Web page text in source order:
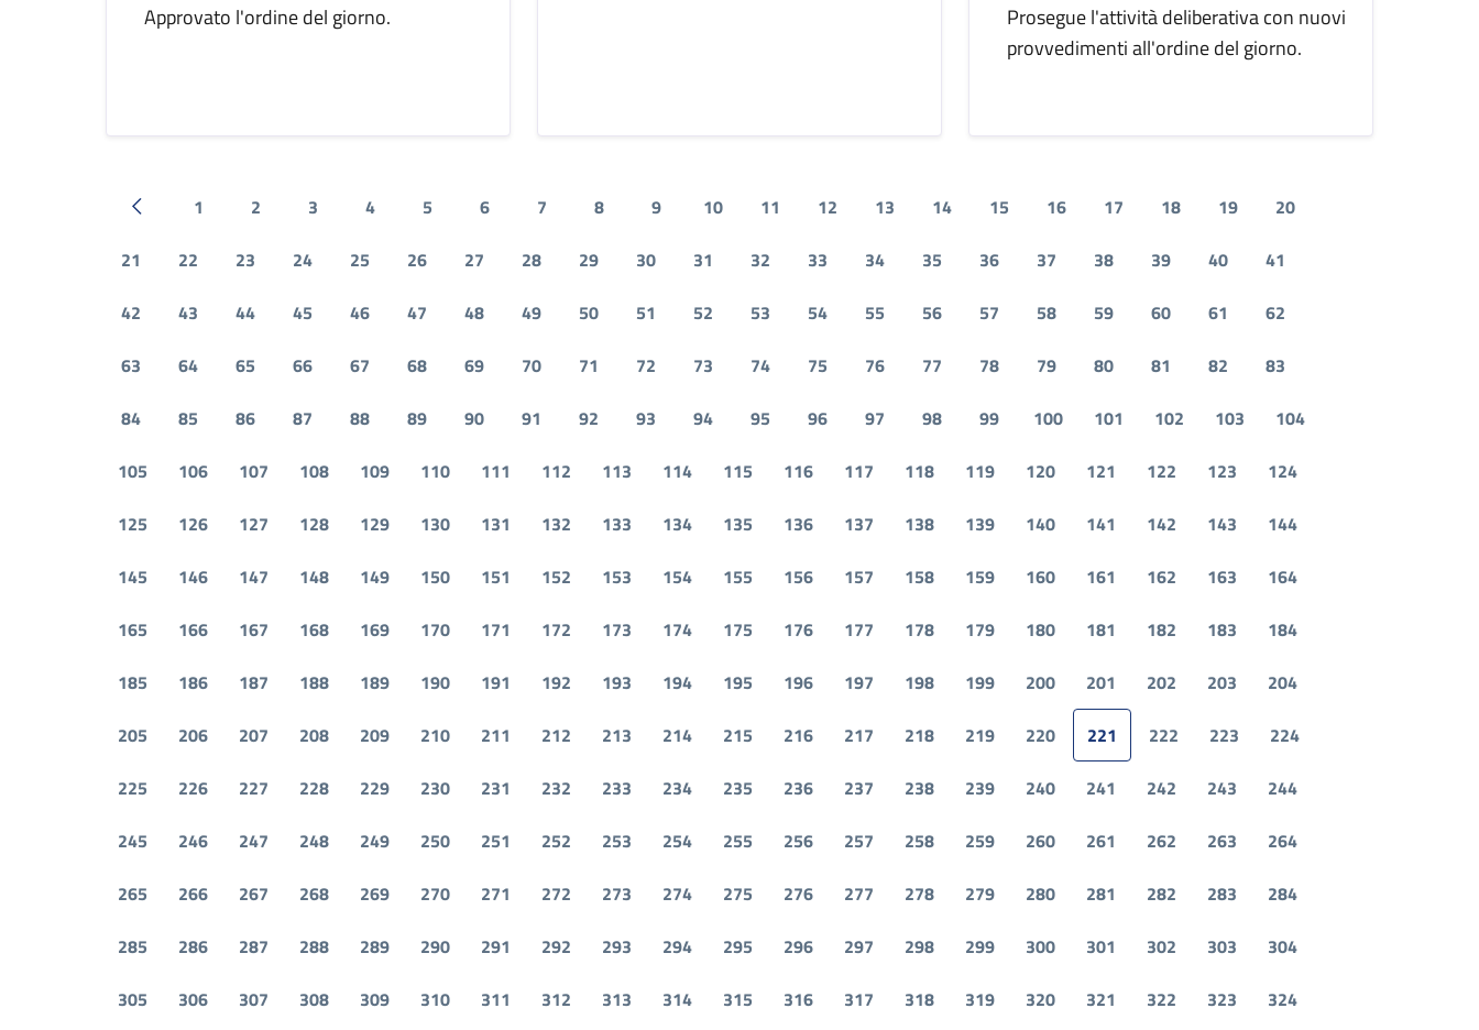
Approvato l'ordine del giorno.
Prosegue l'attività deliberativa con nuovi
provvedimenti all'ordine del giorno.
Pagina precedente
1 2 3 4 5 6 7 8 9 10 11 12 13 14 15 16 17 18 19
20
21
22 23 24 25 26 27 28 29 30 31 32 33 34 35 36 37 38 39 40
41
42
43 44 45 46 47 48 49 50 51 52 53 54 55 56 57 58 59 60 61
62
63
64 65 66 67 68 69 70 71 72 73 74 75 76 77 78 79 80 81 82
83
84
85 86 87 88 89 90 91 92 93 94 95 96 97 98 99 100 101 102 103
104
105
106 107 108 109 110 111 112 113 114 115 116 117 118 119 120 121 122 123
124
125
126 127 128 129 130 131 132 133 134 135 136 137 138 139 140 141 142 143
144
145
146 147 148 149 150 151 152 153 154 155 156 157 158 159 160 161 162 163
164
165
166 167 168 169 170 171 172 173 174 175 176 177 178 179 180 181 182 183
184
185
186 187 188 189 190 191 192 193 194 195 196 197 198 199 200 201 202 203
204
205
206 207 208 209 210 211 212 213 214 215 216 217 218 219 220 221 222 223
224
225
226 227 228 229 230 231 232 233 234 235 236 237 238 239 240 241 242 243
244
245
246 247 248 249 250 251 252 253 254 255 256 257 258 259 260 261 262 263
264
265
266 267 268 269 270 271 272 273 274 275 276 277 278 279 280 281 282 283
284
285
286 287 288 289 290 291 292 293 294 295 296 297 298 299 300 301 302 303
304
305
306 307 308 309 310 311 312 313 314 315 316 317 318 319 320 321 322 323 324